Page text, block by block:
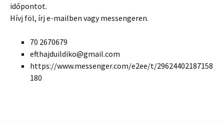
időpontot.
Hívj föl, írj e-mailben vagy messengeren.
70 2670679
efthajduildiko@gmail.com
https://www.messenger.com/e2ee/t/29624402187158
180